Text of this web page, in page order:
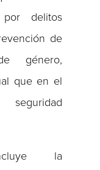
delitos
de
género,
que en el
la